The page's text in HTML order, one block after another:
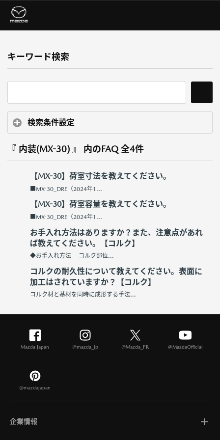
キーワード検索
検索条件設定
『 内装(MX-30) 』 内のFAQ 全4件
【MX-30】荷室寸法を教えてください。
■MX-30_DRE（2024年1...
【MX-30】荷室容量を教えてください。
■MX-30_DRE（2024年1...
お手入れ方法はありますか？また、注意点があれ
ば教えてください。【コルク】
◆お手入れ方法 コルク部位...
コルクの耐久性について教えてください。表面に
加工はされていますか？【コルク】
コルク材と基材を同時に成形する手法...
Mazda Japan @mazda_jp @Mazda_PR @MazdaOfficial
@mazdajapan
企業情報